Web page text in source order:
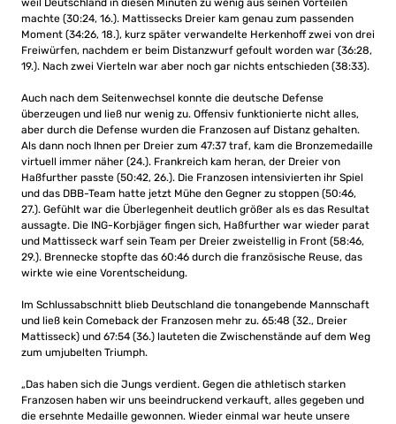
weil Deutschland in diesen Minuten zu wenig aus seinen Vorteilen
machte (30:24, 16.). Mattissecks Dreier kam genau zum passenden
Moment (34:26, 18.), kurz später verwandelte Herkenhoff zwei von drei
Freiwürfen, nachdem er beim Distanzwurf gefoult worden war (36:28,
19.). Nach zwei Vierteln war aber noch gar nichts entschieden (38:33).
Auch nach dem Seitenwechsel konnte die deutsche Defense
überzeugen und ließ nur wenig zu. Offensiv funktionierte nicht alles,
aber durch die Defense wurden die Franzosen auf Distanz gehalten.
Als dann noch Ihnen per Dreier zum 47:37 traf, kam die Bronzemedaille
virtuell immer näher (24.). Frankreich kam heran, der Dreier von
Haßfurther passte (50:42, 26.). Die Franzosen intensivierten ihr Spiel
und das DBB-Team hatte jetzt Mühe den Gegner zu stoppen (50:46,
27.). Gefühlt war die Überlegenheit deutlich größer als es das Resultat
aussagte. Die ING-Korbjäger fingen sich, Haßfurther war wieder parat
und Mattisseck warf sein Team per Dreier zweistellig in Front (58:46,
29.). Brennecke stopfte das 60:46 durch die französische Reuse, das
wirkte wie eine Vorentscheidung.
Im Schlussabschnitt blieb Deutschland die tonangebende Mannschaft
und ließ kein Comeback der Franzosen mehr zu. 65:48 (32., Dreier
Mattisseck) und 67:54 (36.) lauteten die Zwischenstände auf dem Weg
zum umjubelten Triumph.
„Das haben sich die Jungs verdient. Gegen die athletisch starken
Franzosen haben wir uns beeindruckend verkauft, alles gegeben und
die ersehnte Medaille gewonnen. Wieder einmal war heute unsere